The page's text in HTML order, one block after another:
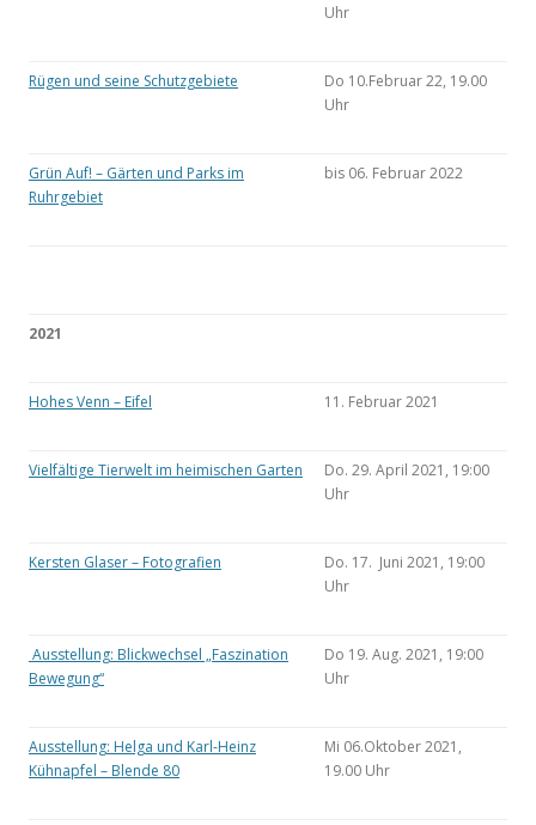
Uhr
Rügen und seine Schutzgebiete
Do 10.Februar 22, 19.00
Uhr
Grün Auf! – Gärten und Parks im
Ruhrgebiet
bis 06. Februar 2022
2021
Hohes Venn – Eifel 11. Februar 2021
Vielfältige Tierwelt im heimischen Garten
Do. 29. April 2021, 19:00
Uhr
Kersten Glaser – Fotografien
Do. 17. Juni 2021, 19:00
Uhr
Ausstellung: Blickwechsel „Faszination
Bewegung“
Do 19. Aug. 2021, 19:00
Uhr
Ausstellung: Helga und Karl-Heinz
Kühnapfel – Blende 80
Mi 06.Oktober 2021,
19.00 Uhr